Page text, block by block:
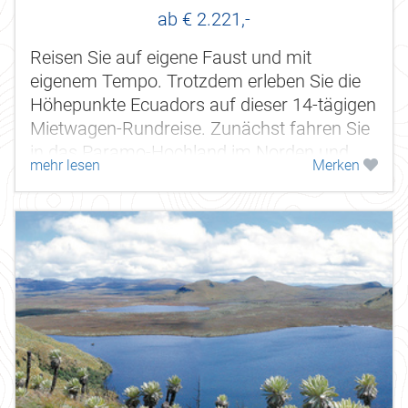
ab € 2.221,-
Reisen Sie auf eigene Faust und mit
eigenem Tempo. Trotzdem erleben Sie die
Höhepunkte Ecuadors auf dieser 14-tägigen
Mietwagen-Rundreise. Zunächst fahren Sie
in das Paramo-Hochland im Norden und
folgen dann der Straße der Vulkane, wo...
mehr lesen Merken